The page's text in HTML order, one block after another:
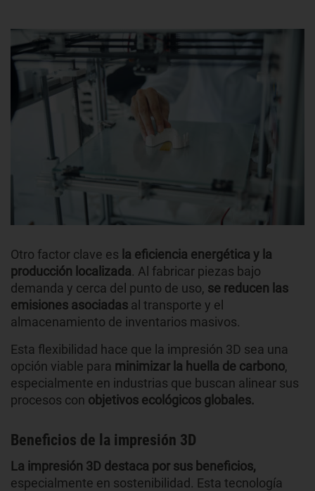
Otro factor clave es la eficiencia energética y la
producción localizada. Al fabricar piezas bajo
demanda y cerca del punto de uso, se reducen las
emisiones asociadas al transporte y el
almacenamiento de inventarios masivos.
Esta flexibilidad hace que la impresión 3D sea una
opción viable para minimizar la huella de carbono,
especialmente en industrias que buscan alinear sus
procesos con objetivos ecológicos globales.
Beneficios de la impresión 3D
La impresión 3D destaca por sus beneficios,
especialmente en sostenibilidad. Esta tecnología